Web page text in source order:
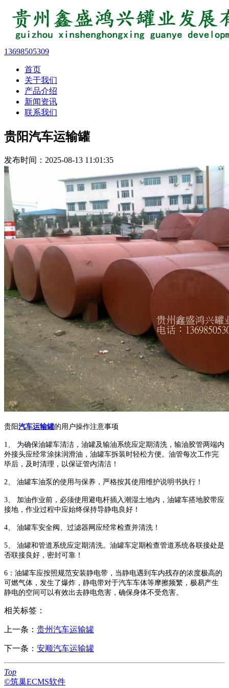
13698505309
首页
关于我们
产品介绍
新闻资讯
联系我们
贵阳汽车运输罐
发布时间：2025-08-13 11:01:35
贵阳汽车运输罐的 用户操作注意事项
1、 为确保油罐车清洁，油罐及输油系统应定期清洗，输油胶管两端内
外接头应经常涂抹润滑油，油罐车拆装时轻松方便。油管每次工作完
毕后，及时清理，以保证管内清洁！
2、 油罐车油泵的使用与保养，严格按其使用维护说明书执行！
3、 加油作业前，必须使用避电杆插入潮湿土地内，油罐车搭地胶带应
接地，作业过程中应始终保持导静电良好！
4、 油罐车安全阀、过滤器网应经常检查并清洗！
5、 油罐和管道系统应定期清洗。油罐车定期检查管道系统各联接处是
否联接良好，密封可靠！
6：油罐车应按照规范安装静电带，当静电遇到车内残存的浓度极高的
可燃气体，发生了爆炸，静电带对于汽车车体等摩擦频繁，极易产生
静电的空间可以有效出去静电危害，确保身体不受危害。
相关标签：
上一条： 贵州汽车运输罐
下一条： 安顺汽车运输罐
Top
©筑巢ECMS软件